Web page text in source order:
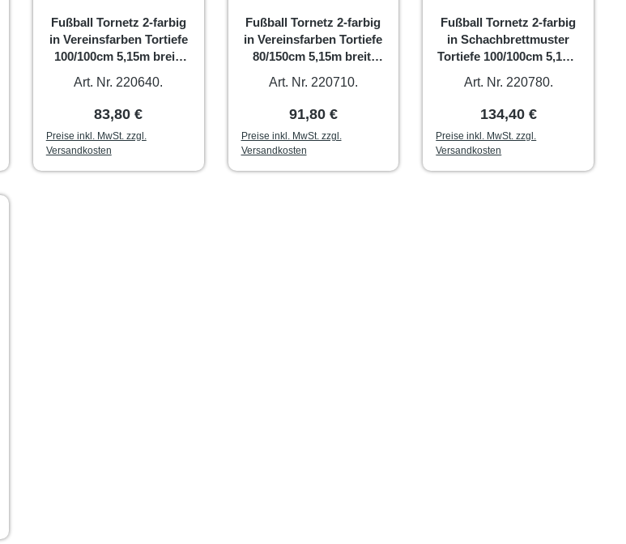
Fußball Tornetz 2-farbig
in Vereinsfarben Tortiefe
100/100cm 5,15m breit,
Art. Nr. 220640.
Regulärer Preis:
83,80 €
Preise inkl. MwSt. zzgl.
Versandkosten
Fußball Tornetz 2-farbig
in Vereinsfarben Tortiefe
80/150cm 5,15m breit,
Art. Nr. 220710.
Regulärer Preis:
91,80 €
Preise inkl. MwSt. zzgl.
Versandkosten
Fußball Tornetz 2-farbig
in Schachbrettmuster
Tortiefe 100/100cm 5,15m
Art. Nr. 220780.
Regulärer Preis:
134,40 €
Preise inkl. MwSt. zzgl.
Versandkosten